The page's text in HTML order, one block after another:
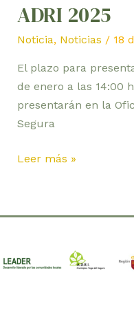
ADRI 2025
Noticia, Noticias / 18
El plazo para
de enero a las 14:00
presentarán en la
Segura
Leer más »